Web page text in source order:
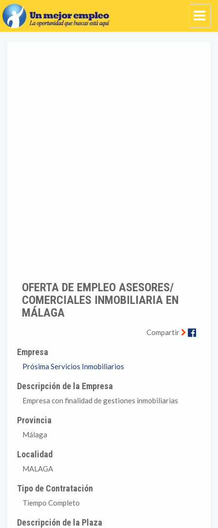
OFERTA DE EMPLEO ASESORES/
COMERCIALES INMOBILIARIA EN
MÁLAGA
Compartir
Empresa
Prósima Servicios Inmobiliarios
Descripción de la Empresa
Empresa con finalidad de gestiones inmobiliarias
Provincia
Málaga
Localidad
MALAGA
Tipo de Contratación
Tiempo Completo
Descripción de la Plaza